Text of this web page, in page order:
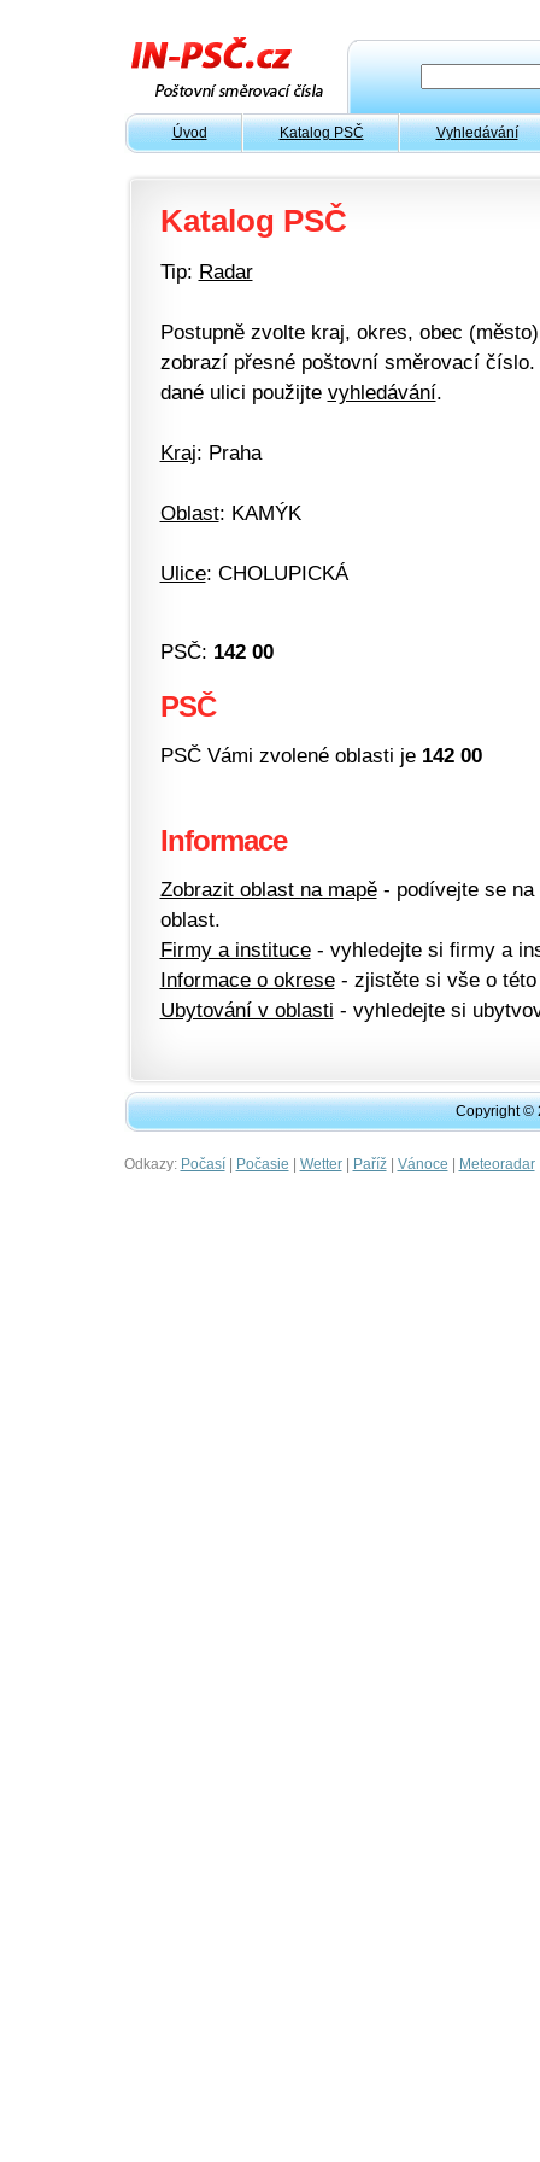
Úvod Katalog PSČ Vyhledávání
Katalog PSČ
Tip: Radar
Postupně zvolte kraj, okres, obec
zobrazí přesné poštovní směrovací
dané ulici použijte vyhledávání.
Kraj: Praha
Oblast: KAMÝK
Ulice: CHOLUPICKÁ
PSČ: 142 00
PSČ
PSČ Vámi zvolené oblasti je 142 00
Informace
Zobrazit oblast na mapě- podívejte se na
oblast.
Firmy a instituce- vyhledejte si firmy a
Informace o okrese- zjistěte si vše o této
Ubytování v oblasti - vyhledejte si
Copyright ©
Odkazy: Počasí| Počasie | Wetter| Paříž| Vánoce | Meteoradar